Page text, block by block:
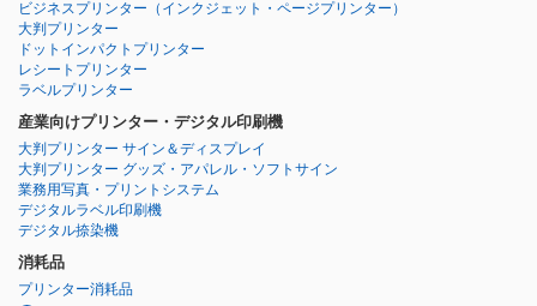
ビジネスプリンター （インクジェット・ページプリンター）
大判プリンター
ドットインパクトプリンター
レシートプリンター
ラベルプリンター
産業向けプリンター・デジタル印刷機
大判プリンター サイン＆ディスプレイ
大判プリンター グッズ・アパレル・ソフトサイン
業務用写真・プリントシステム
デジタルラベル印刷機
デジタル捺染機
消耗品
プリンター消耗品